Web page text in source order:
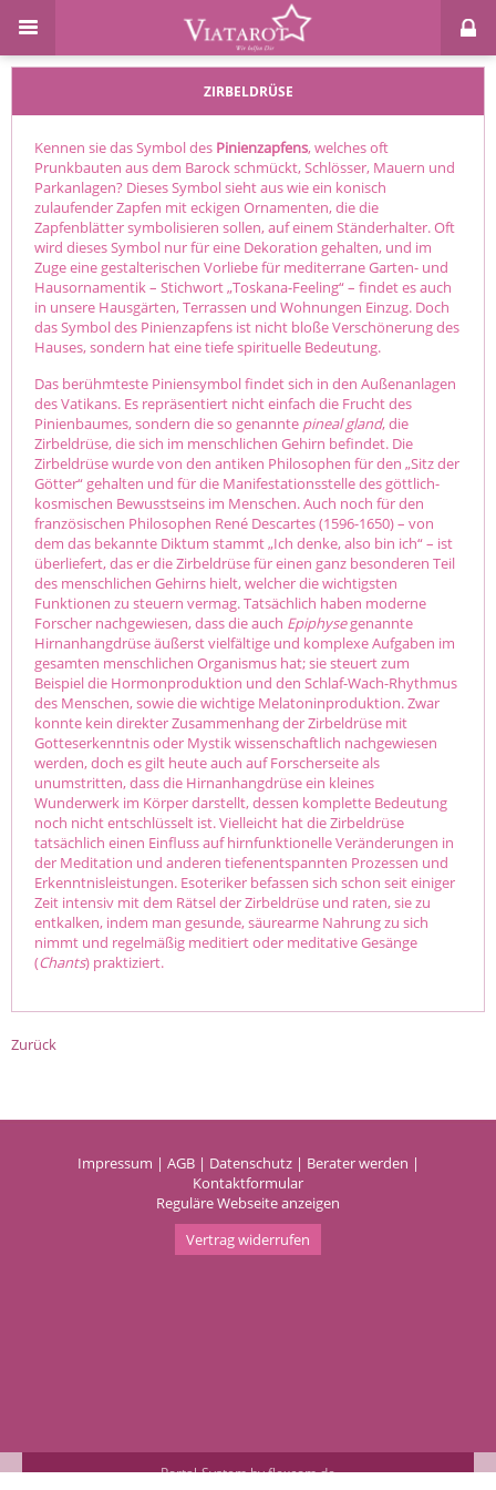
ZIRBELDRÜSE
Kennen sie das Symbol des Pinienzapfens, welches oft
Prunkbauten aus dem Barock schmückt, Schlösser, Mauern und
Parkanlagen? Dieses Symbol sieht aus wie ein konisch
zulaufender Zapfen mit eckigen Ornamenten, die die
Zapfenblätter symbolisieren sollen, auf einem Ständerhalter. Oft
wird dieses Symbol nur für eine Dekoration gehalten, und im
Zuge eine gestalterischen Vorliebe für mediterrane Garten- und
Hausornamentik – Stichwort „Toskana-Feeling“ – findet es auch
in unsere Hausgärten, Terrassen und Wohnungen Einzug. Doch
das Symbol des Pinienzapfens ist nicht bloße Verschönerung des
Hauses, sondern hat eine tiefe spirituelle Bedeutung.
Das berühmteste Piniensymbol findet sich in den Außenanlagen
des Vatikans. Es repräsentiert nicht einfach die Frucht des
Pinienbaumes, sondern die so genannte pineal gland, die
Zirbeldrüse, die sich im menschlichen Gehirn befindet. Die
Zirbeldrüse wurde von den antiken Philosophen für den „Sitz der
Götter“ gehalten und für die Manifestationsstelle des göttlich-
kosmischen Bewusstseins im Menschen. Auch noch für den
französischen Philosophen René Descartes (1596-1650) – von
dem das bekannte Diktum stammt „Ich denke, also bin ich“ – ist
überliefert, das er die Zirbeldrüse für einen ganz besonderen Teil
des menschlichen Gehirns hielt, welcher die wichtigsten
Funktionen zu steuern vermag. Tatsächlich haben moderne
Forscher nachgewiesen, dass die auch Epiphysegenannte
Hirnanhangdrüse äußerst vielfältige und komplexe Aufgaben im
gesamten menschlichen Organismus hat; sie steuert zum
Beispiel die Hormonproduktion und den Schlaf-Wach-Rhythmus
des Menschen, sowie die wichtige Melatoninproduktion. Zwar
konnte kein direkter Zusammenhang der Zirbeldrüse mit
Gotteserkenntnis oder Mystik wissenschaftlich nachgewiesen
werden, doch es gilt heute auch auf Forscherseite als
unumstritten, dass die Hirnanhangdrüse ein kleines
Wunderwerk im Körper darstellt, dessen komplette Bedeutung
noch nicht entschlüsselt ist. Vielleicht hat die Zirbeldrüse
tatsächlich einen Einfluss auf hirnfunktionelle Veränderungen in
der Meditation und anderen tiefenentspannten Prozessen und
Erkenntnisleistungen. Esoteriker befassen sich schon seit einiger
Zeit intensiv mit dem Rätsel der Zirbeldrüse und raten, sie zu
entkalken, indem man gesunde, säurearme Nahrung zu sich
nimmt und regelmäßig meditiert oder meditative Gesänge
(Chants) praktiziert.
Zurück
Impressum | AGB| Datenschutz| Berater werden |
Kontaktformular
Reguläre Webseite anzeigen
Vertrag widerrufen
Portal-System by flexcom.de